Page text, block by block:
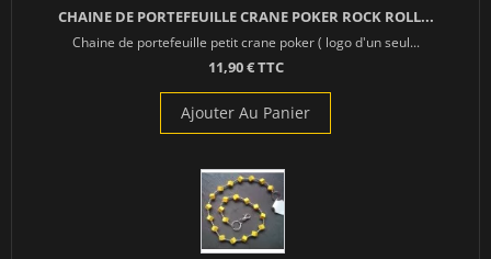
CHAINE DE PORTEFEUILLE CRANE POKER ROCK ROLL...
Chaine de portefeuille petit crane poker ( logo d'un seul...
11,90 € TTC
Ajouter Au Panier